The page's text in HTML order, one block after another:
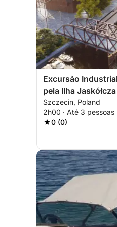
Excursão
pela Ilha
Lado Esquecido de
Szczecin, Poland
2h00 · Até 3 pessoas
0 (0)